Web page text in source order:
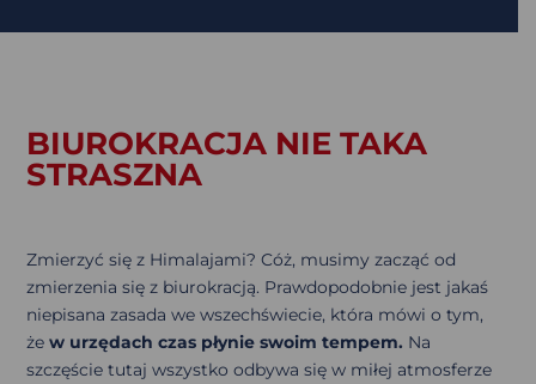
BIUROKRACJA NIE TAKA
STRASZNA
Zmierzyć się z Himalajami? Cóż, musimy zacząć od
zmierzenia się z biurokracją. Prawdopodobnie jest jakaś
niepisana zasada we wszechświecie, która mówi o tym,
że w urzędach czas płynie swoim tempem. Na
szczęście tutaj wszystko odbywa się w miłej atmosferze